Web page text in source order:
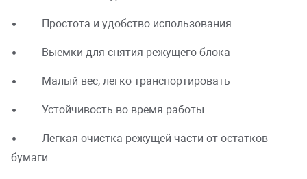
• Простота и удобство использования
• Выемки для снятия режущего блока
• Малый вес, легко транспортировать
• Устойчивость во время работы
• Легкая очистка режущей части от остатков
бумаги